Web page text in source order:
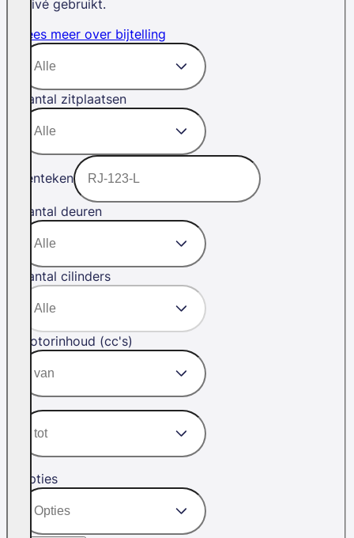
privé gebruikt.
Lees meer over bijtelling
Aantal zitplaatsen
Kenteken
Aantal deuren
Aantal cilinders
Motorinhoud (cc's)
Opties